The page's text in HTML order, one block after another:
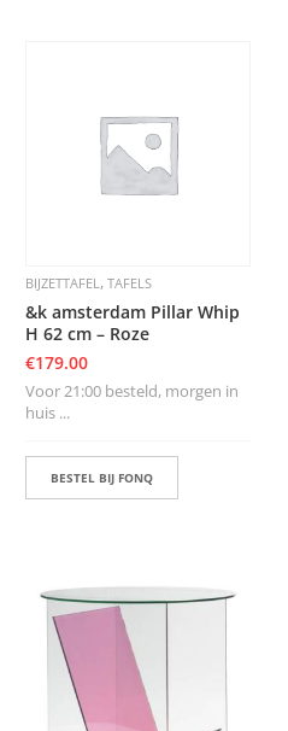
BIJZETTAFEL, TAFELS
&k amsterdam Pillar Whip
H 62 cm – Roze
€179.00
Voor 21:00 besteld, morgen in
huis ...
BESTEL BIJ FONQ